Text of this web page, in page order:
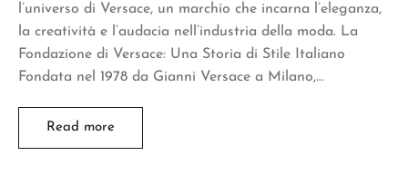
l’universo di Versace, un marchio che incarna l’eleganza,
la creatività e l’audacia nell’industria della moda. La
Fondazione di Versace: Una Storia di Stile Italiano
Fondata nel 1978 da Gianni Versace a Milano,…
Read more